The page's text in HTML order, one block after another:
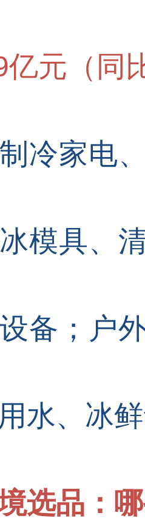
亿元（同
冷家电
模具、
备；户
水、冰
选品：